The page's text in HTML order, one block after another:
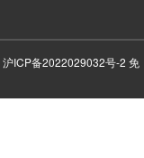
沪ICP备2022029032号-2 免